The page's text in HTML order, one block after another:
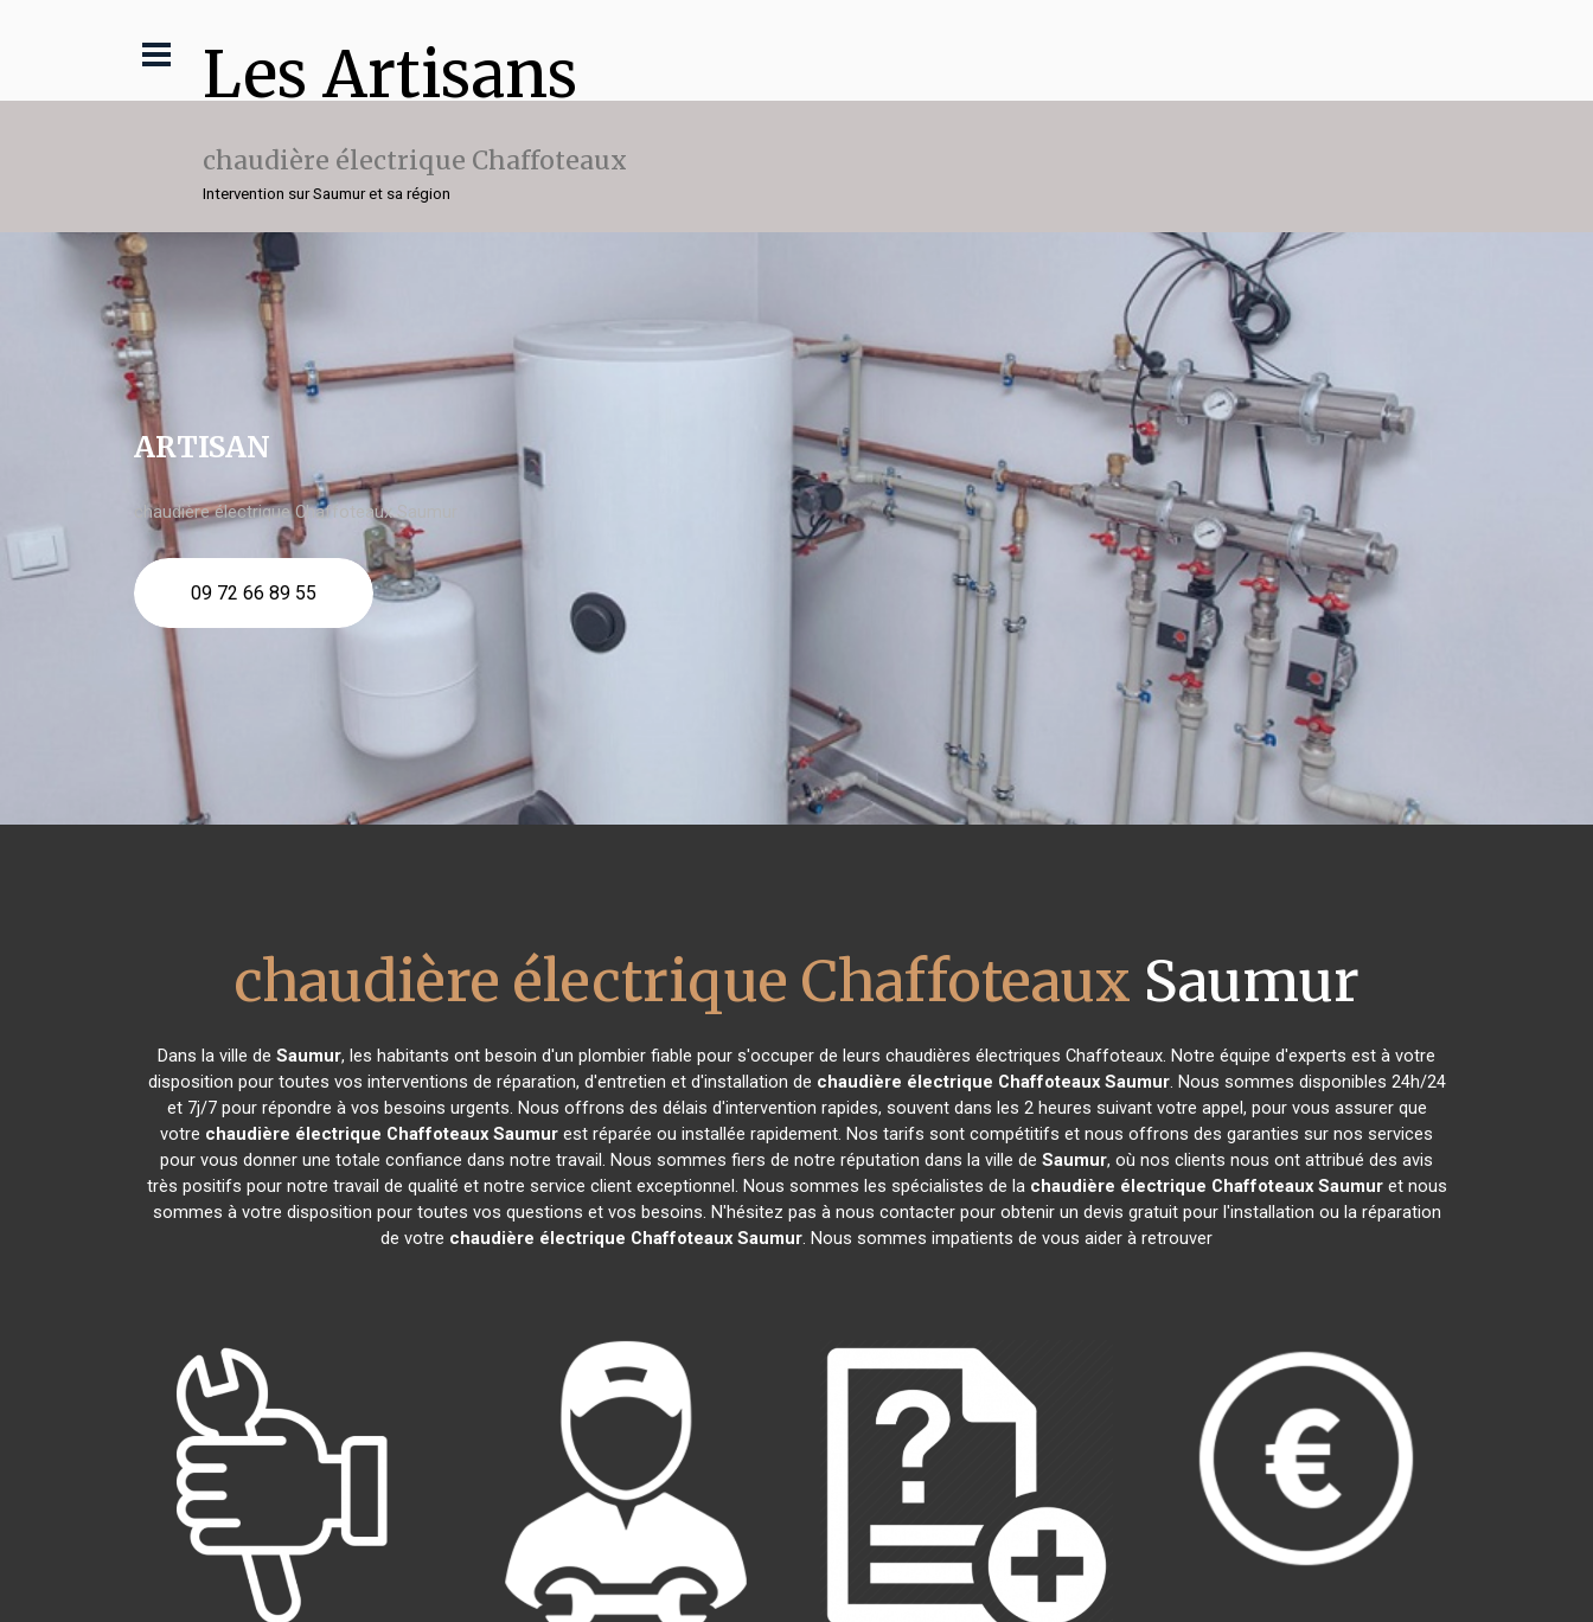
Les Artisans
chaudière électrique Chaffoteaux
Intervention sur Saumur et sa région
ARTISAN
chaudière électrique Chaffoteaux Saumur
09 72 66 89 55
chaudière électrique Chaffoteaux Saumur
Dans la ville de Saumur, les habitants ont besoin d'un plombier fiable pour s'occuper de leurs chaudières électriques Chaffoteaux. Notre équipe d'experts est à votre
disposition pour toutes vos interventions de réparation, d'entretien et d'installation de chaudière électrique Chaffoteaux Saumur. Nous sommes disponibles 24h/24
et 7j/7 pour répondre à vos besoins urgents. Nous offrons des délais d'intervention rapides, souvent dans les 2 heures suivant votre appel, pour vous assurer que
votre chaudière électrique Chaffoteaux Saumur est réparée ou installée rapidement. Nos tarifs sont compétitifs et nous offrons des garanties sur nos services
pour vous donner une totale confiance dans notre travail. Nous sommes fiers de notre réputation dans la ville de Saumur, où nos clients nous ont attribué des avis
très positifs pour notre travail de qualité et notre service client exceptionnel. Nous sommes les spécialistes de la chaudière électrique Chaffoteaux Saumuret nous
sommes à votre disposition pour toutes vos questions et vos besoins. N'hésitez pas à nous contacter pour obtenir un devis gratuit pour l'installation ou la réparation
de votre chaudière électrique Chaffoteaux Saumur. Nous sommes impatients de vous aider à retrouver